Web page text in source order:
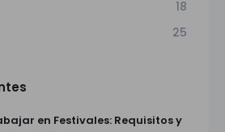
18
25
en Festivales: Requisitos y